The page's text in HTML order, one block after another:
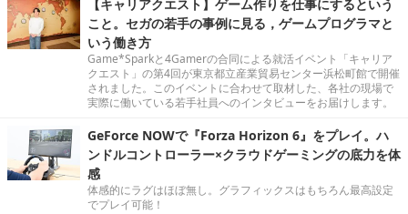
【キャリアクエスト】ゲーム作りを仕事にするという
こと。セガの若手の事例に見る，ゲームプログラマと
いう働き方
Game*Sparkと4Gamerの合同による就活イベント「キャリア
クエスト」の第4回が東京都立産業貿易センター浜松町館で開催
されました。このイベントに合わせて取材した、各社の現場で
実際に働いている若手社員へのインタビューをお届けします。
GeForce NOWで『Forza Horizon 6』をプレイ。ハ
ンドルコントローラー×クラウドゲーミングの底力を体
感
体感的にラグはほぼ無し。グラフィックスはもちろん最高設定
でプレイ可能！